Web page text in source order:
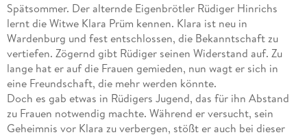
Spätsommer. Der alternde Eigenbrötler Rüdiger Hinrichs
lernt die Witwe Klara Prüm kennen. Klara ist neu in
Wardenburg und fest entschlossen, die Bekanntschaft zu
vertiefen. Zögernd gibt Rüdiger seinen Widerstand auf. Zu
lange hat er auf die Frauen gemieden, nun wagt er sich in
eine Freundschaft, die mehr werden könnte.
Doch es gab etwas in Rüdigers Jugend, das für ihn Abstand
zu Frauen notwendig machte. Während er versucht, sein
Geheimnis vor Klara zu verbergen, stößt er auch bei dieser